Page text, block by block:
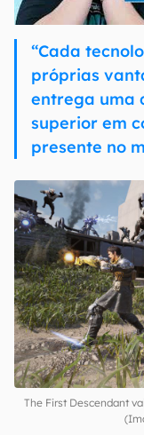
00:00 04:52
“Cada
próprias
entrega uma
superior em
presente no
The First Descendant